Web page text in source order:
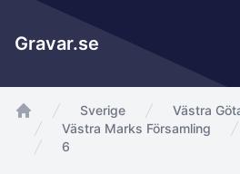
Gravar.se
app.Start
Sverige
Västra
Västra Marks Församling
6